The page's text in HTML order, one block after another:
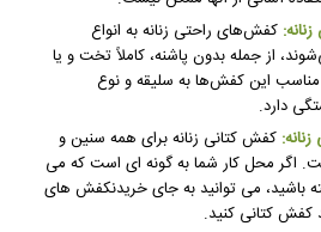
کفش‌های راحتی زنانه به انواع
از جمله بدون پاشنه، کاملاً تخت و یا
مناسب این کفش‌ها به سلیقه و نوع
دارد.
کفش کتانی زنانه برای همه سنین و
اگر محل کار شما به گونه ای است که می
باشید، می توانید به جای خریدنکفش های
کفش کتانی کنید.